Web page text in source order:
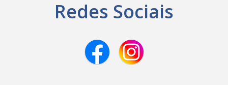
Redes Sociais